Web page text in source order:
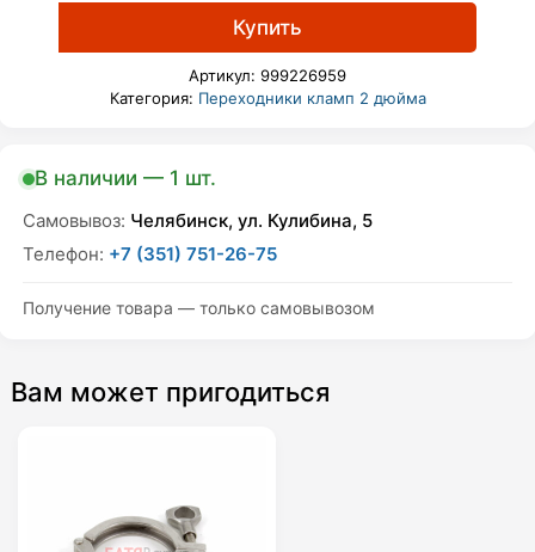
Купить
Артикул: 999226959
Категория: Переходники кламп 2 дюйма
В наличии — 1 шт.
Самовывоз: Челябинск, ул. Кулибина, 5
Телефон: +7 (351) 751-26-75
Получение товара — только самовывозом
Вам может пригодиться